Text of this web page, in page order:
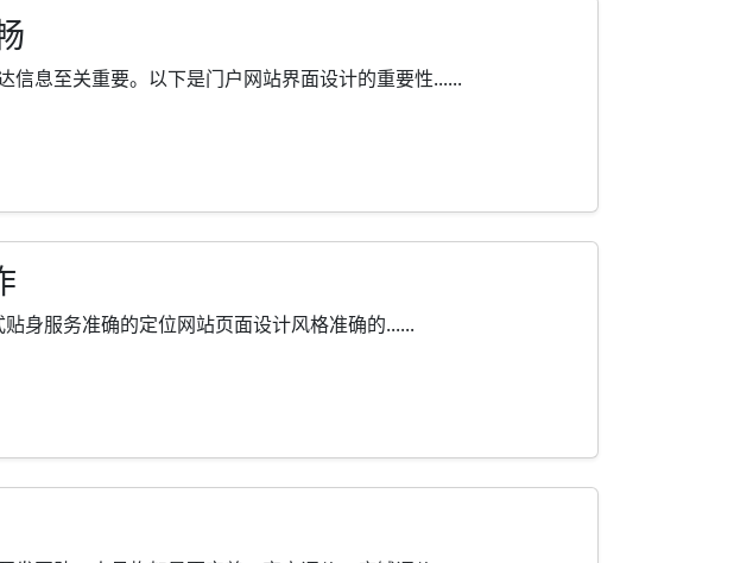
息至关重要。以下是门户网站界面设计的重要性......
身服务准确的定位网站页面设计风格准确的......